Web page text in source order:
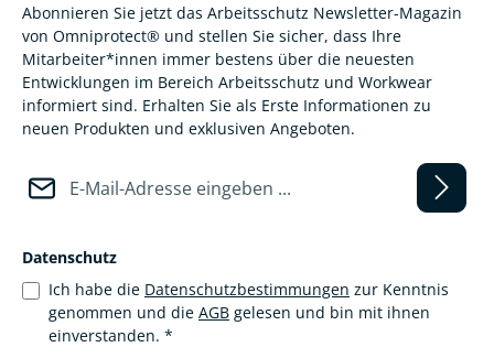
Abonnieren Sie jetzt das Arbeitsschutz Newsletter-Magazin
von Omniprotect® und stellen Sie sicher, dass Ihre
Mitarbeiter*innen immer bestens über die neuesten
Entwicklungen im Bereich Arbeitsschutz und Workwear
informiert sind. Erhalten Sie als Erste Informationen zu
neuen Produkten und exklusiven Angeboten.
Datenschutz
Ich habe die Datenschutzbestimmungen zur Kenntnis
genommen und die AGB gelesen und bin mit ihnen
einverstanden. *